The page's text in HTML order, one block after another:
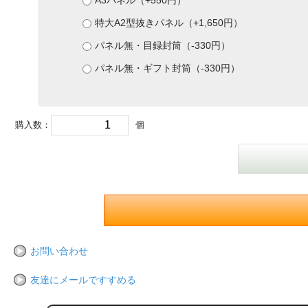
特大A2型抜きパネル（+1,650円）
パネル無・目録封筒（-330円）
パネル無・ギフト封筒（-330円）
購入数： 個
お問い合わせ
友達にメールですすめる